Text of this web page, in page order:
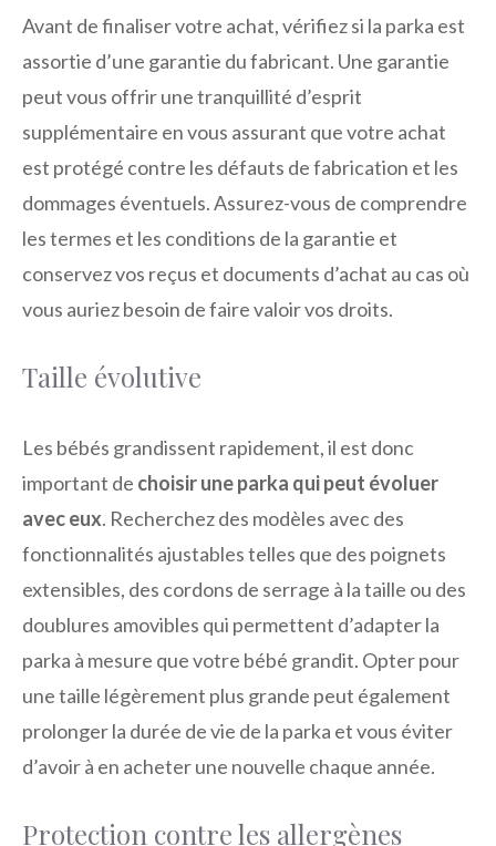
Avant de finaliser votre achat, vérifiez si la parka est
assortie d’une garantie du fabricant. Une garantie
peut vous offrir une tranquillité d’esprit
supplémentaire en vous assurant que votre achat
est protégé contre les défauts de fabrication et les
dommages éventuels. Assurez-vous de comprendre
les termes et les conditions de la garantie et
conservez vos reçus et documents d’achat au cas où
vous auriez besoin de faire valoir vos droits.
Taille évolutive
Les bébés grandissent rapidement, il est donc
important de choisir une parka qui peut évoluer
avec eux. Recherchez des modèles avec des
fonctionnalités ajustables telles que des poignets
extensibles, des cordons de serrage à la taille ou des
doublures amovibles qui permettent d’adapter la
parka à mesure que votre bébé grandit. Opter pour
une taille légèrement plus grande peut également
prolonger la durée de vie de la parka et vous éviter
d’avoir à en acheter une nouvelle chaque année.
Protection contre les allergènes